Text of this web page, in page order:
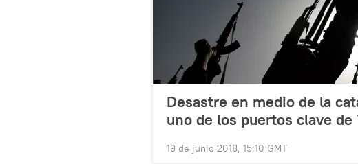
Desastre en medio de la
uno de los puertos clave de
19 de junio 2018, 15:10 GMT